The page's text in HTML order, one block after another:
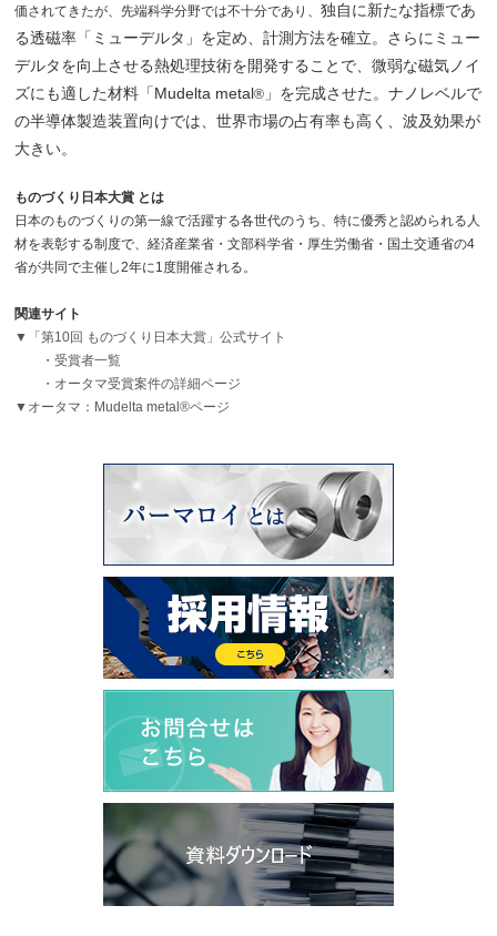
価されてきたが、先端科学分野では不十分であり、独自に新たな指標であ
る透磁率「ミューデルタ」を定め、計測方法を確立。さらにミュー
デルタを向上させる熱処理技術を開発することで、微弱な磁気ノイ
ズにも適した材料「Mudelta metal® 」を完成させた。ナノレベルで
の半導体製造装置向けでは、世界市場の占有率も高く 、波及効果が
大きい。
ものづくり日本大賞 とは
日本のものづくりの第一線で活躍する各世代のうち、特に優秀と認められる人
材を表彰する制度で、経済産業省・文部科学省・厚生労働省・国土交通省の4
省が共同で主催し2年に1度開催される。
関連サイト
▼「第10回 ものづくり日本大賞」公式サイト
・受賞者一覧
・オータマ受賞案件の詳細ページ
▼オータマ：Mudelta metal®ページ